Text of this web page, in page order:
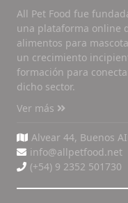
All Pet Food fue
una plataforma online
alimentos para
un crecimiento
formación para
dicho sector.
Ver más
Alvear 44, Buenos
info@allpetfood.net
(+54) 9 2352 501730